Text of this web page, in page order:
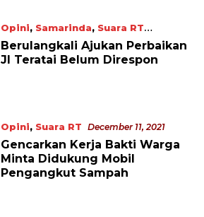
Opini, Samarinda, Suara RT
December 14, 2021
Berulangkali Ajukan Perbaikan
Jl Teratai Belum Direspon
Opini, Suara RT December 11, 2021
Gencarkan Kerja Bakti Warga
Minta Didukung Mobil
Pengangkut Sampah